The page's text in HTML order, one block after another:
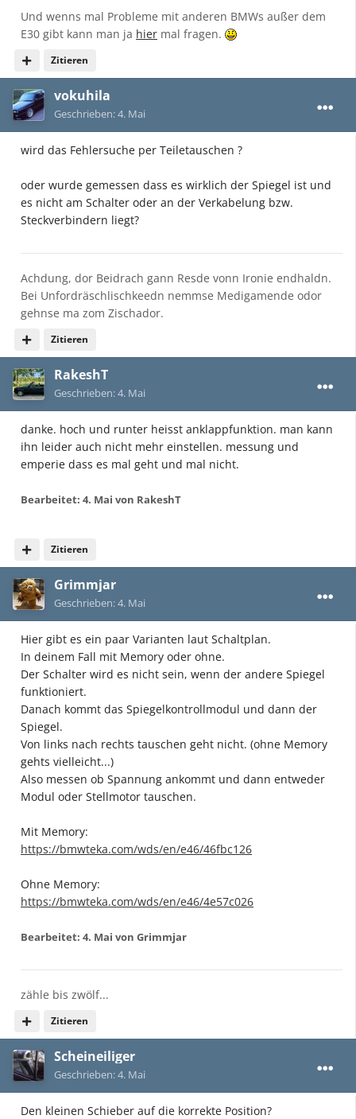
Zitieren
Und wenns mal Probleme mit anderen BMWs außer dem
E30 gibt kann man ja hier mal fragen.
vokuhila
Geschrieben:4. Mai
wird das Fehlersuche per Teiletauschen ?
oder wurde gemessen dass es wirklich der Spiegel ist und
es nicht am Schalter oder an der Verkabelung bzw.
Steckverbindern liegt?
Zitieren
Achdung, dor Beidrach gann Resde vonn Ironie endhaldn.
Bei Unfordräschlischkeedn nemmse Medigamende odor
gehnse ma zom Zischador.
RakeshT
Geschrieben:4. Mai
danke. hoch und runter heisst anklappfunktion. man kann
ihn leider auch nicht mehr einstellen. messung und
emperie dass es mal geht und mal nicht.
Bearbeitet: 4. Mai von RakeshT
Zitieren
Grimmjar
Geschrieben:4. Mai
Hier gibt es ein paar Varianten laut Schaltplan.
In deinem Fall mit Memory oder ohne.
Der Schalter wird es nicht sein, wenn der andere Spiegel
funktioniert.
Danach kommt das Spiegelkontrollmodul und dann der
Spiegel.
Von links nach rechts tauschen geht nicht. (ohne Memory
gehts vielleicht...)
Also messen ob Spannung ankommt und dann entweder
Modul oder Stellmotor tauschen.
Mit Memory:
https://bmwteka.com/wds/en/e46/46fbc126
Ohne Memory:
https://bmwteka.com/wds/en/e46/4e57c026
Bearbeitet: 4. Mai von Grimmjar
Zitieren
zähle bis zwölf...
Scheineiliger
Geschrieben:4. Mai
Den kleinen Schieber auf die korrekte Position?